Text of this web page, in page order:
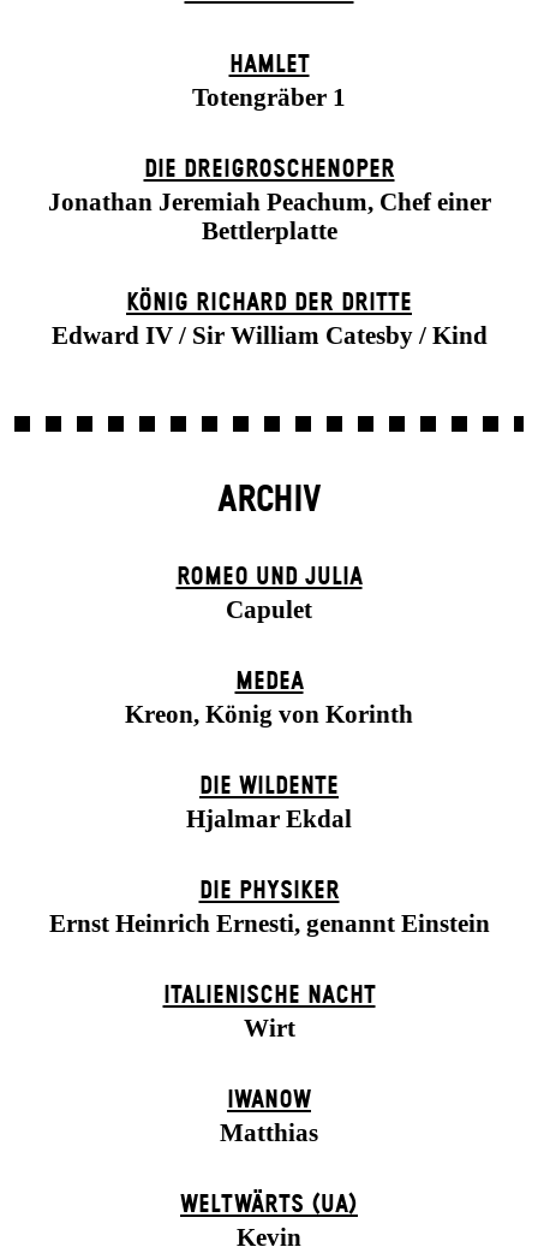
HAMLET
Totengräber 1
DIE DREI­GROSCHEN­OPER
Jonathan Jeremiah Peachum, Chef einer
Bettlerplatte
KÖNIG RICHARD DER DRITTE
Edward IV / Sir William Catesby / Kind
ARCHIV
ROMEO UND JULIA
Capulet
MEDEA
Kreon, König von Korinth
DIE WILDENTE
Hjalmar Ekdal
DIE PHYSIKER
Ernst Heinrich Ernesti, genannt Einstein
ITALIENISCHE NACHT
Wirt
IWANOW
Matthias
WELTWÄRTS (UA)
Kevin